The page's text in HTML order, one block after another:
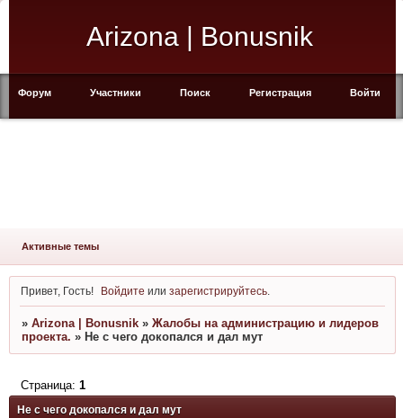
Arizona | Bonusnik
Форум Участники Поиск Регистрация Войти
Активные темы
Привет, Гость! Войдите илизарегистрируйтесь
» Arizona | Bonusnik » Жалобы на администрацию и лидеров
проекта. » Не с чего докопался и дал мут
Не с чего докопался и дал мут
Страница: 1